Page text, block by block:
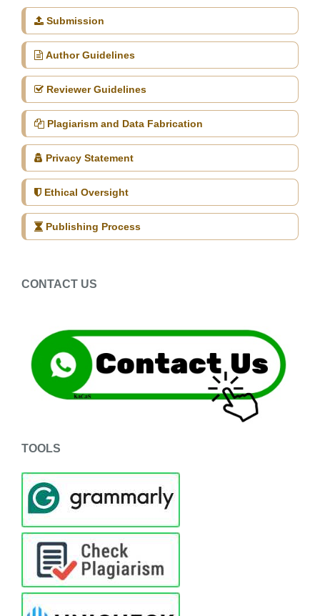
Submission
Author Guidelines
Reviewer Guidelines
Plagiarism and Data Fabrication
Privacy Statement
Ethical Oversight
Publishing Process
CONTACT US
TOOLS